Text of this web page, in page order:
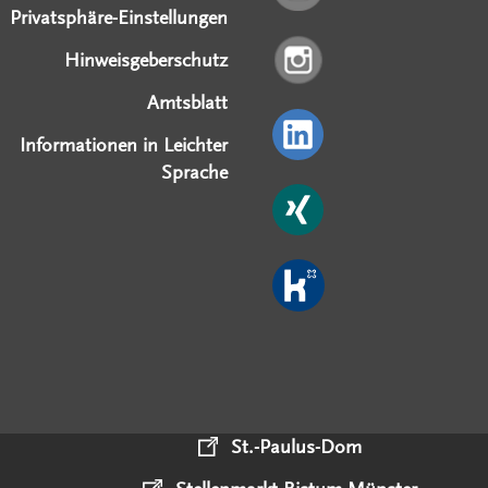
Privatsphäre-Einstellungen
Hinweisgeberschutz
Amtsblatt
Informationen in Leichter
Sprache
St.-Paulus-Dom